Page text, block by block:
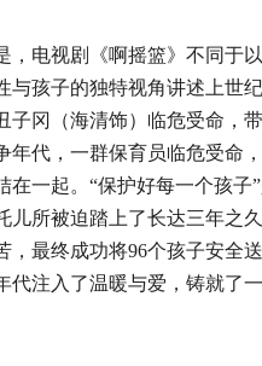
，电视剧《啊摇篮》不同于
与孩子的独特视角讲述上世
子冈（海清饰）临危受命，
年代，一群保育员临危受命
在一起。 “保护好每一个孩子
儿所被迫踏上了长达三年之
，最终成功将96个孩子安全
代注入了温暖与爱，铸就了